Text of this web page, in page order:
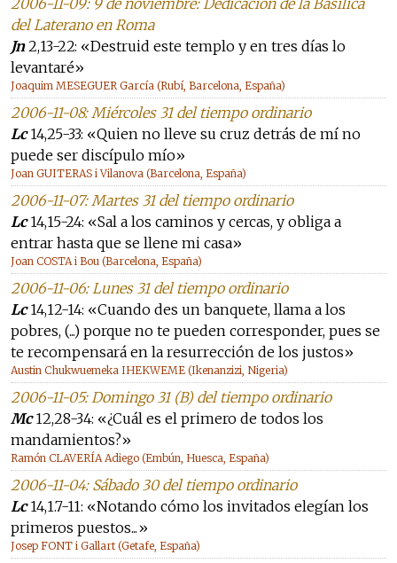
2006-11-09: 9 de noviembre: Dedicación de la Basílica
del Laterano en Roma
Jn2,13-22: «Destruid este templo y en tres días lo
levantaré»
Joaquim MESEGUER García (Rubí, Barcelona, España)
2006-11-08: Miércoles 31 del tiempo ordinario
Lc14,25-33: «Quien no lleve su cruz detrás de mí no
puede ser discípulo mío»
Joan GUITERAS i Vilanova (Barcelona, España)
2006-11-07: Martes 31 del tiempo ordinario
Lc14,15-24: «Sal a los caminos y cercas, y obliga a
entrar hasta que se llene mi casa»
Joan COSTA i Bou (Barcelona, España)
2006-11-06: Lunes 31 del tiempo ordinario
Lc14,12-14: «Cuando des un banquete, llama a los
pobres, (...) porque no te pueden corresponder, pues se
te recompensará en la resurrección de los justos»
Austin Chukwuemeka IHEKWEME (Ikenanzizi, Nigeria)
2006-11-05: Domingo 31 (B) del tiempo ordinario
Mc12,28-34: «¿Cuál es el primero de todos los
mandamientos?»
Ramón CLAVERÍA Adiego (Embún, Huesca, España)
2006-11-04: Sábado 30 del tiempo ordinario
Lc14,1.7-11: «Notando cómo los invitados elegían los
primeros puestos...»
Josep FONT i Gallart (Getafe, España)